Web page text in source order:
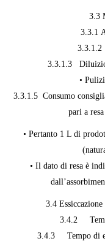
3.3
3.3.1
3.3.1.3
•
3.3.1.5 Consumo
pari a
• Pertanto 1 L di
• Il dato di resa è
3.4
3.4.2
3.4.3 Tempo di